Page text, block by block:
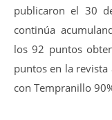
publicaron el 30
continúa
los 92 puntos
puntos en la revista
con Tempranillo